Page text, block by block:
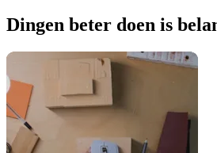
Dingen beter doen is